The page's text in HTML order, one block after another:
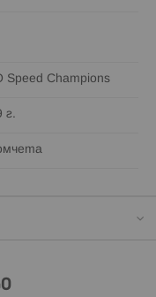
Speed Champions
г.